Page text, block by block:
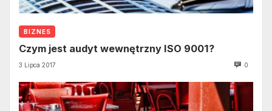
BIZNES
Czym jest audyt wewnętrzny ISO 9001?
3 Lipca 2017 0